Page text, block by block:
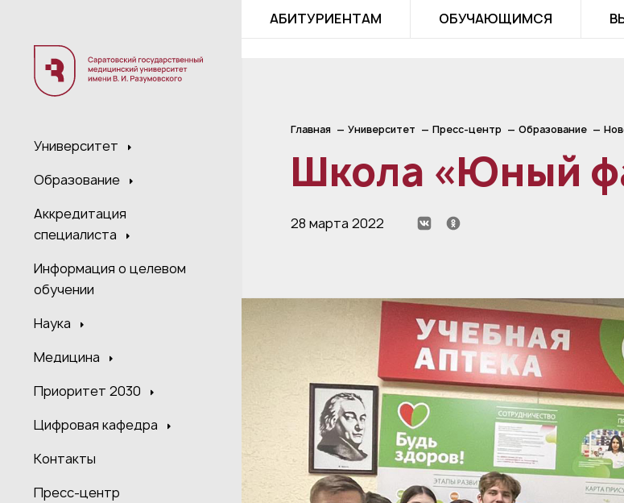
Университет
Образование
Аккредитация
специалиста
Информация о целевом
обучении
Наука
Медицина
Приоритет 2030
Цифровая кафедра
Контакты
Пресс-центр
АБИТУРИЕНТАМ ОБУЧАЮЩИМСЯ
Главная Университет Пресс-центр Образование
Школа «Юный
28 марта 2022